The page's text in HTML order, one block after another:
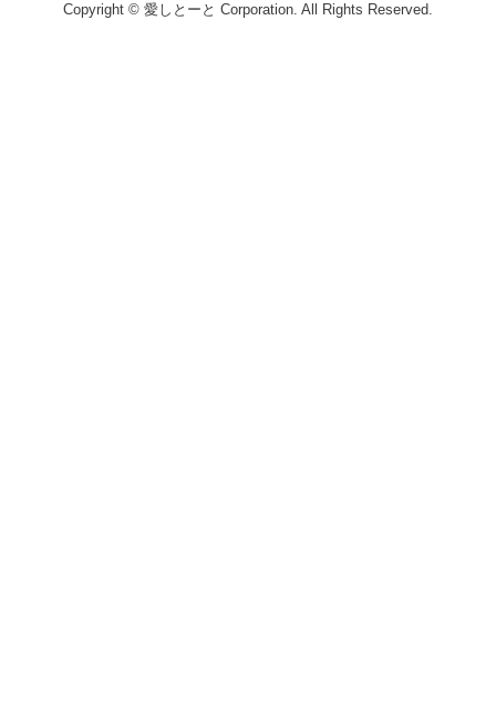
Copyright © 愛しとーと Corporation. All Rights Reserved.